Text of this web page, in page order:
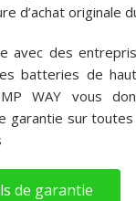
d’achat originale
avec des
batteries de
WAY vous
garantie sur
de garantie